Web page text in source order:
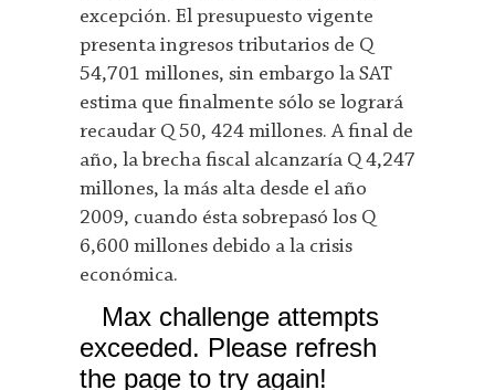
excepción. El presupuesto vigente
presenta ingresos tributarios de Q
54,701 millones, sin embargo la SAT
estima que finalmente sólo se logrará
recaudar Q 50, 424 millones. A final de
año, la brecha fiscal alcanzaría Q 4,247
millones, la más alta desde el año
2009, cuando ésta sobrepasó los Q
6,600 millones debido a la crisis
económica.